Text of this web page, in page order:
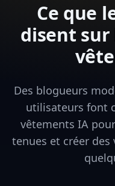
Ce que
disent sur
Des blogueurs
utilisateurs font
vêtements IA
tenues et créer des